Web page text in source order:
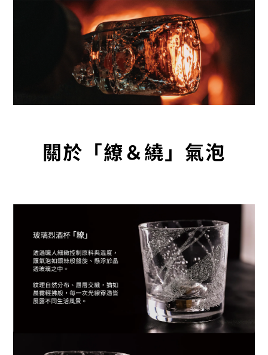
關於「繚＆繞」氣泡